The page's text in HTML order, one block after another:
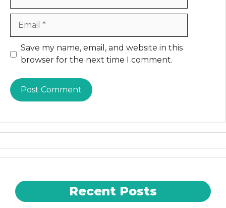
Website
Save my name, email, and website in this
browser for the next time I comment.
Recent Posts